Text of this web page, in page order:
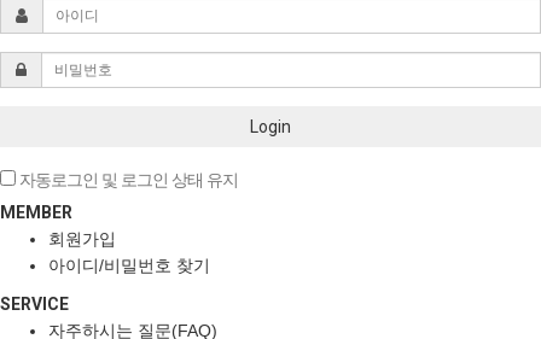
Login
자동로그인 및 로그인 상태 유지
MEMBER
회원가입
아이디/비밀번호 찾기
SERVICE
자주하시는 질문(FAQ)